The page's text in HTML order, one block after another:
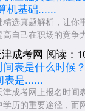
机基础......
选真题解析，让你
自己在职场的竞争
成考网 阅读：
表是......
成考网上报名时间
历的重要途径，而